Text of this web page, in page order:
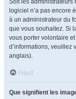
Soit les administrateurs
logiciel n’a pas encore
à un administrateur du
que vous souhaitez. Si
vous porter volontaire
d’informations, veuillez
anglais).
Haut
Que signifient les